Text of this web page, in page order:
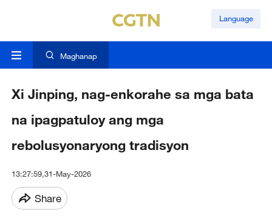
Language
Maghanap
Xi Jinping, nag-enkorahe sa mga bata
na ipagpatuloy ang mga
rebolusyonaryong tradisyon
13:27:59,31-May-2026
Share